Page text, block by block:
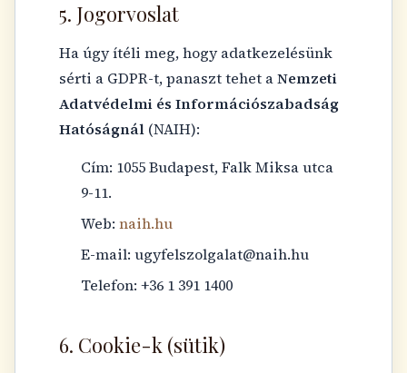
5. Jogorvoslat
Ha úgy ítéli meg, hogy adatkezelésünk
sérti a GDPR-t, panaszt tehet aNemzeti
Adatvédelmi és Információszabadság
Hatóságnál (NAIH):
Cím: 1055 Budapest, Falk Miksa utca
9-11.
Web: naih.hu
E-mail: ugyfelszolgalat@naih.hu
Telefon: +36 1 391 1400
6. Cookie-k (sütik)